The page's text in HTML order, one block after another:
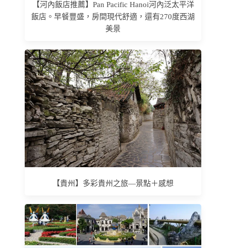
【河內飯店推薦】Pan Pacific Hanoi河內泛太平洋
飯店。早餐豐盛，房間現代舒適，還有270度西湖
美景
【貴州】多彩貴州之旅—景點＋感想